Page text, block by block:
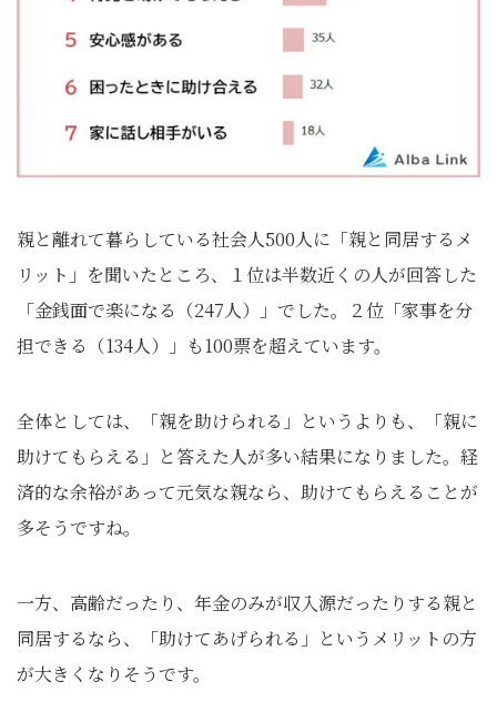
親と離れて暮らしている社会人500人に「親と同居するメ
リット」を聞いたところ、１位は半数近くの人が回答した
「金銭面で楽になる（247人）」でした。２位「家事を分
担できる（134人）」も100票を超えています。
全体としては、「親を助けられる」というよりも、「親に
助けてもらえる」と答えた人が多い結果になりました。経
済的な余裕があって元気な親なら、助けてもらえることが
多そうですね。
一方、高齢だったり、年金のみが収入源だったりする親と
同居するなら、「助けてあげられる」というメリットの方
が大きくなりそうです。